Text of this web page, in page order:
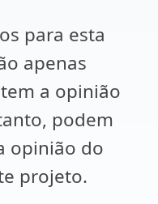
para esta
apenas
a opinião
podem
opinião do
projeto.